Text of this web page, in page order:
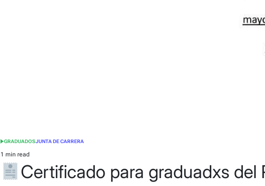
POSTED
IN
GRADUADOSJUNTA DE CARRERA
Estimated
read
time
1 min read
Certificado para graduadxs del